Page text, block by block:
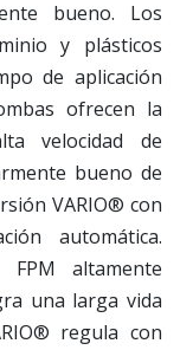
bueno. Los
y plásticos
de aplicación
ofrecen la
velocidad de
bueno de
VARIO® con
automática.
altamente
una larga vida
regula con